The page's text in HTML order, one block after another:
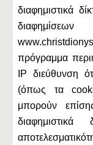
διαφημιστικά
πρόγραμμα
IP διεύθυνση
(όπως τα
μπορούν